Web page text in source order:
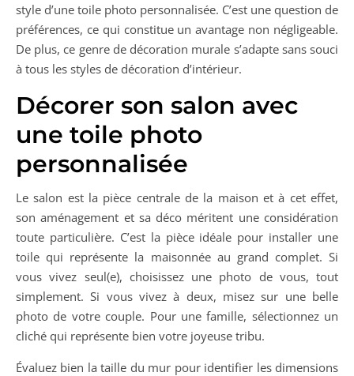
style d’une toile photo personnalisée. C’est une question de
préférences, ce qui constitue un avantage non négligeable.
De plus, ce genre de décoration murale s’adapte sans souci
à tous les styles de décoration d’intérieur.
Décorer son salon avec
une toile photo
personnalisée
Le salon est la pièce centrale de la maison et à cet effet,
son aménagement et sa déco méritent une considération
toute particulière. C’est la pièce idéale pour installer une
toile qui représente la maisonnée au grand complet. Si
vous vivez seul(e), choisissez une photo de vous, tout
simplement. Si vous vivez à deux, misez sur une belle
photo de votre couple. Pour une famille, sélectionnez un
cliché qui représente bien votre joyeuse tribu.
Évaluez bien la taille du mur pour identifier les dimensions